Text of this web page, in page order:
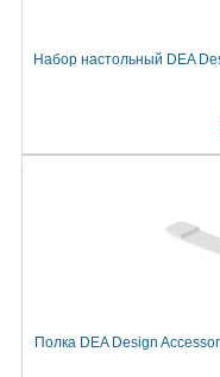
Набор настольный DEA
Полка DEA Design